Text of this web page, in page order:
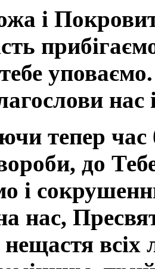
і
нас
тепер час
до
і
нас,
нещастя